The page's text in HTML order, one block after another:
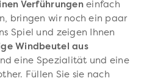
Verführungeneinfach
bringen wir noch ein paar
Spiel und zeigen Ihnen
Windbeutel aus
eine Spezialität und eine
Füllen Sie sie nach